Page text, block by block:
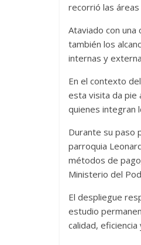
recorrió las
Ataviado con una
también los
internas y
En el contexto
esta visita da pie
quienes integran
Durante su paso
parroquia
métodos de
Ministerio del
El despliegue
estudio
calidad,